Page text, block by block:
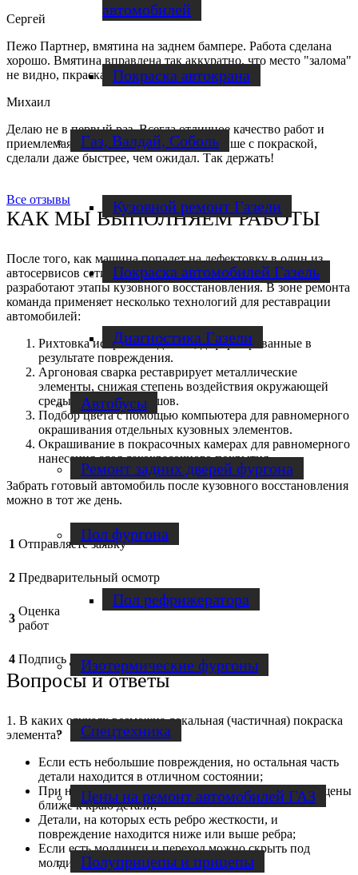
автомобилей
Покраска автокрана
Газ, Валдай, Соболь
Кузовной ремонт Газели
Покраска автомобилей Газель
Диагностика Газели
Автобусы
Ремонт задних дверей фургона
Пол фургона
Пол рефрижератора
Изотермические фургоны
Спецтехника
Цены на ремонт автомобилей ГАЗ
Полуприцепы и прицепы
Сергей
Пежо Партнер, вмятина на заднем бампере. Работа сделана
хорошо. Вмятина вправлена так аккуратно, что место "залома"
не видно, пкраска не потребовалась.
Михаил
Делаю не в первый раз. Всегда отличное качество работ и
приемлемая цена. Делал вмятину на крыше с покраской,
сделали даже быстрее, чем ожидал. Так держать!
Все отзывы
КАК МЫ ВЫПОЛНЯЕМ РАБОТЫ
После того, как машина попадет на дефектовку в один из
автосервисов сети, мастера проведут диагностику и
разработают этапы кузовного восстановления. В зоне ремонта
команда применяет несколько технологий для реставрации
автомобилей:
Рихтовка исправляет детали, деформированные в
результате повреждения.
Аргоновая сварка реставрирует металлические
элементы, снижая степень воздействия окружающей
среды на сварочный шов.
Подбор цвета с помощью компьютера для равномерного
окрашивания отдельных кузовных элементов.
Окрашивание в покрасочных камерах для равномерного
нанесения слоя лакокрасочного покрытия.
Забрать готовый автомобиль после кузовного восстановления
можно в тот же день.
1 Отправляете заявку
2 Предварительный осмотр
3
Оценка
работ
4 Подпись договора
Вопросы и ответы
1. В каких случаях возможна локальная (частичная) покраска
элемента?
Если есть небольшие повреждения, но остальная часть
детали находится в отличном состоянии;
При незначительных повреждениях, которые размещены
ближе к краю детали;
Детали, на которых есть ребро жесткости, и
повреждение находится ниже или выше ребра;
Если есть молдинги и переход можно скрыть под
молдинг;